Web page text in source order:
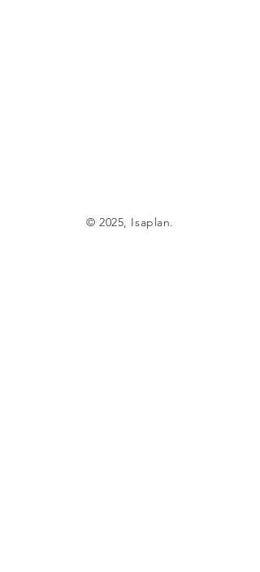
© 2025, Isaplan.